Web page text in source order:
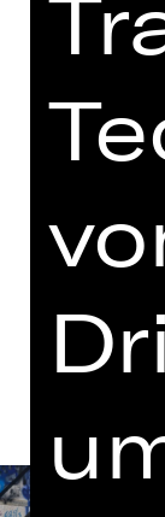
19.00 -
mit einer